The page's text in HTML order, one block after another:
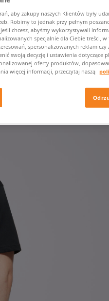
aby zakupy naszych Klientów były
Robimy to jednak przy pełnym
chcesz, abyśmy wykorzystywali
specjalnie dla Ciebie treści,
spersonalizowanych reklam
swoją decyzję i ustawienia dotyczące
oferty produktów,
więcej informacji, przeczytaj naszą